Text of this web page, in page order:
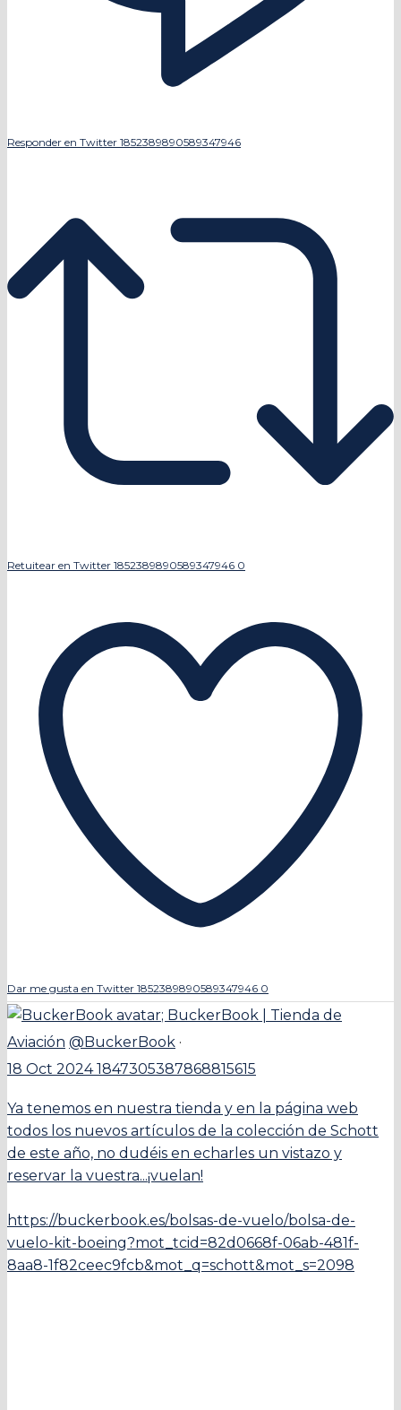
Responder en Twitter 1852389890589347946
Retuitear en Twitter 1852389890589347946 0
Dar me gusta en Twitter 1852389890589347946 0
; BuckerBook | Tienda de
Aviación @BuckerBook ·
18 Oct 20241847305387868815615
Ya tenemos en nuestra tienda y en la página web
todos los nuevos artículos de la colección de Schott
de este año, no dudéis en echarles un vistazo y
reservar la vuestra...¡vuelan!
https://buckerbook.es/bolsas-de-vuelo/bolsa-de-
vuelo-kit-boeing?mot_tcid=82d0668f-06ab-481f-
8aa8-1f82ceec9fcb&mot_q=schott&mot_s=2098